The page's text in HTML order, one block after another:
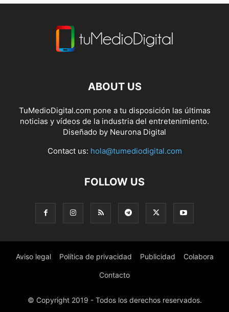
ABOUT US
TuMedioDigital.com pone a tu disposición las últimas
noticias y vídeos de la industria del entretenimiento.
Diseñado by Neurona Digital
Contact us: hola@tumediodigital.com
FOLLOW US
Aviso legal Política de privacidad Publicidad Colabora
Contacto
© Copyright 2019 - Todos los derechos reservados.